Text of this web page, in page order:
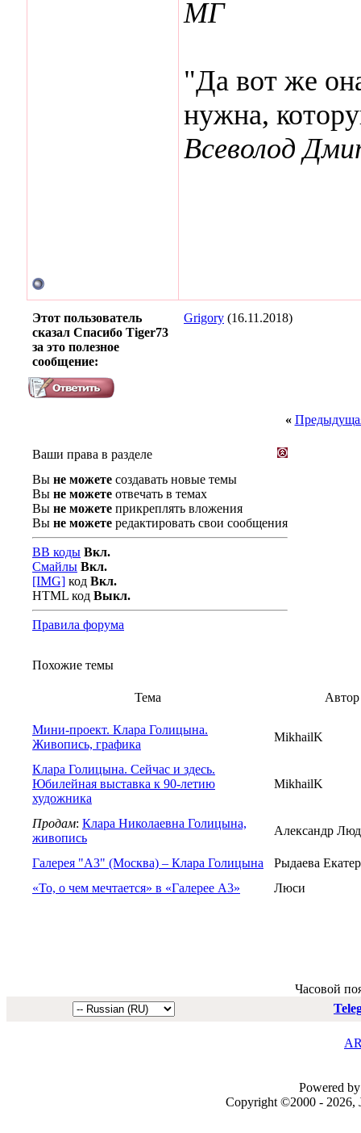
МГ
"Да вот же
нужна,
Всеволод
Этот пользователь
сказал Спасибо Tiger73
за это полезное
сообщение:
Grigory (16.11.2018)
«
Ваши права в разделе
Вы не можете создавать новые темы
Вы не можете отвечать в темах
Вы не можете прикреплять вложения
Вы не можете редактировать свои сообщения
BB коды Вкл.
Смайлы Вкл.
[IMG] код Вкл.
HTML код Выкл.
Правила форума
Похожие темы
Тема Автор
Мини-проект. Клара Голицына.
Живопись, графика
MikhailK
Клара Голицына. Сейчас и здесь.
Юбилейная выставка к 90-летию
художника
MikhailK
Продам: Клара Николаевна Голицына,
живопись
Александр
Галерея "А3" (Москва) – Клара Голицына
Рыдаева
«То, о чем мечтается» в «Галерее А3»
Люси
Часовой
Powered
Copyright ©2000 - 2026,